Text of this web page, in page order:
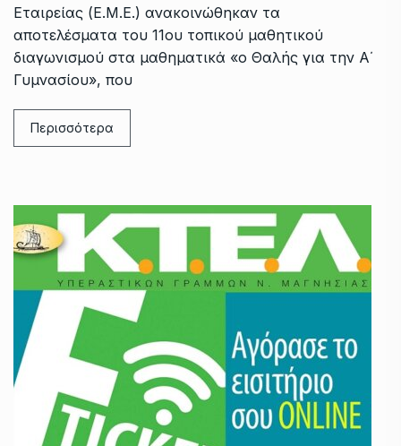
Εταιρείας (Ε.Μ.Ε.) ανακοινώθηκαν τα
αποτελέσματα του 11ου τοπικού μαθητικού
διαγωνισμού στα μαθηματικά «ο Θαλής για την Α΄
Γυμνασίου», που
Περισσότερα